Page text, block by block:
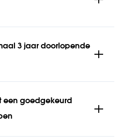
3 jaar doorlopende
een goedgekeurd